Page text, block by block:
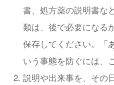
書、処方薬の説明書な
類は、後で必要になる
保存してください。「
いう事態を防ぐには、
説明や出来事を、その